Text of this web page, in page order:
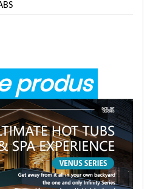
produs